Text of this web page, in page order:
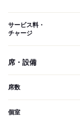
サービス料・
チャージ
席・設備
席数
個室